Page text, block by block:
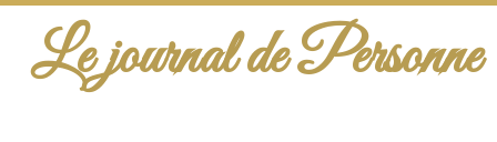
Le journal de Personne